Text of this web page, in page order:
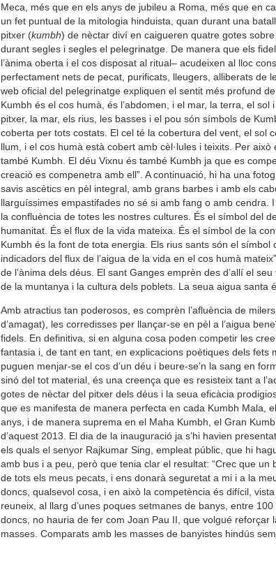
Meca, més que en els anys de jubileu a Roma, més que en
un fet puntual de la mitologia hinduista, quan durant una
pitxer (kumbh) de nèctar diví en caigueren quatre gotes
durant segles i segles el pelegrinatge. De manera que els
l’ànima oberta i el cos disposat al ritual– acudeixen al lloc
perfectament nets de pecat, purificats, lleugers, alliberats de
web oficial del pelegrinatge expliquen el sentit més profund
Kumbh és el cos humà, és l’abdomen, i el mar, la terra, el sol
pitxer, la mar, els rius, les basses i el pou són símbols de
coberta per tots costats. El cel té la cobertura del vent, el sol
llum, i el cos humà està cobert amb cèl·lules i teixits. Per
també Kumbh. El déu Vixnu és també Kumbh ja que es
creació es compenetra amb ell”. A continuació, hi ha una
savis ascètics en pèl integral, amb grans barbes i amb els
llarguíssimes empastifades no sé si amb fang o amb cendra.
la confluència de totes les nostres cultures. És el símbol del
humanitat. És el flux de la vida mateixa. És el símbol de la
Kumbh és la font de tota energia. Els rius sants són el
indicadors del flux de l’aigua de la vida en el cos humà
de l’ànima dels déus. El sant Ganges emprèn des d’allí el
de la muntanya i la cultura dels poblets. La seua aigua santa
Amb atractius tan poderosos, es comprèn l’afluència de
d’amagat), les corredisses per llançar-se en pèl a l’aigua
fidels. En definitiva, si en alguna cosa poden competir les
fantasia i, de tant en tant, en explicacions poètiques dels fets
puguen menjar-se el cos d’un déu i beure-se’n la sang en
sinó del tot material, és una creença que es resisteix tant a
gotes de nèctar del pitxer dels déus i la seua eficàcia
que es manifesta de manera perfecta en cada Kumbh Mala,
anys, i de manera suprema en el Maha Kumbh, el Gran
d’aquest 2013. El dia de la inauguració ja s’hi havien
els quals el senyor Rajkumar Sing, empleat públic, que hi
amb bus i a peu, però que tenia clar el resultat: “Crec que un
de tots els meus pecats, i ens donarà seguretat a mi i a la
doncs, qualsevol cosa, i en això la competència és difícil,
reuneix, al llarg d’unes poques setmanes de banys, entre
doncs, no hauria de fer com Joan Pau II, que volgué reforçar
masses. Comparats amb les masses de banyistes hindús